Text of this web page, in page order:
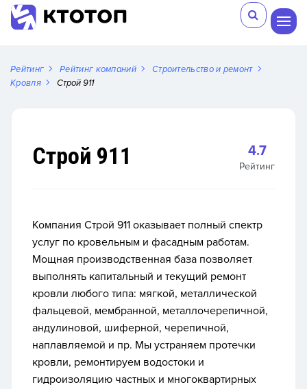
Рейтинг Рейтинг компаний
Строительство и ремонт
Кровля
Строй 911
Строй 911 4.7
Рейтинг
Компания Строй 911 оказывает полный спектр
услуг по кровельным и фасадным работам.
Мощная производственная база позволяет
выполнять капитальный и текущий ремонт
кровли любого типа: мягкой, металлической
фальцевой, мембранной, металлочерепичной,
андулиновой, шиферной, черепичной,
наплавляемой и пр. Мы устраняем протечки
кровли, ремонтируем водостоки и
гидроизоляцию частных и многоквартирных